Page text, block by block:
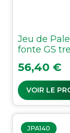
Jeu de
fonte GS
Prix
56,40 €
VOIR LE
JPA140